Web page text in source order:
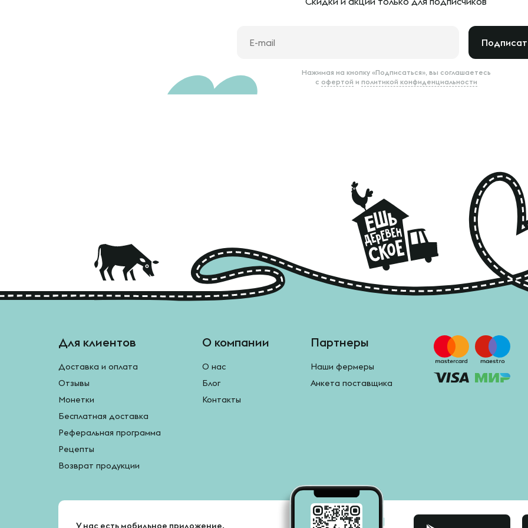
Нажимая на кнопку «Подписаться», вы соглашаетесь
с офертой и политикой конфиденциальности
Для клиентов
Доставка и оплата
Отзывы
Монетки
Бесплатная доставка
Реферальная программа
Рецепты
Возврат продукции
О компании
О нас
Блог
Контакты
Партнеры
Наши фермеры
Анкета поставщика
У нас есть мобильное приложение.